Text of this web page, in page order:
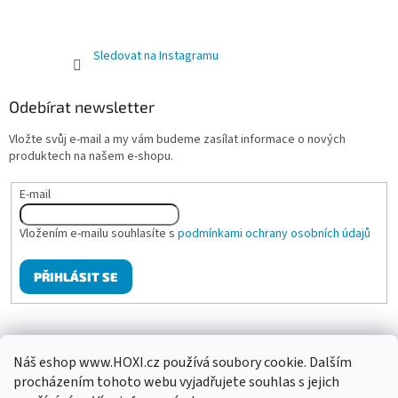
Náš eshop www.HOXI.cz používá soubory cookie. Dalším
procházením tohoto webu vyjadřujete souhlas s jejich
Sledovat na Instagramu
Odebírat newsletter
Vložte svůj e-mail a my vám budeme zasílat informace o nových
produktech na našem e-shopu.
E-mail
Vložením e-mailu souhlasíte s podmínkami ochrany osobních údajů
PŘIHLÁSIT SE